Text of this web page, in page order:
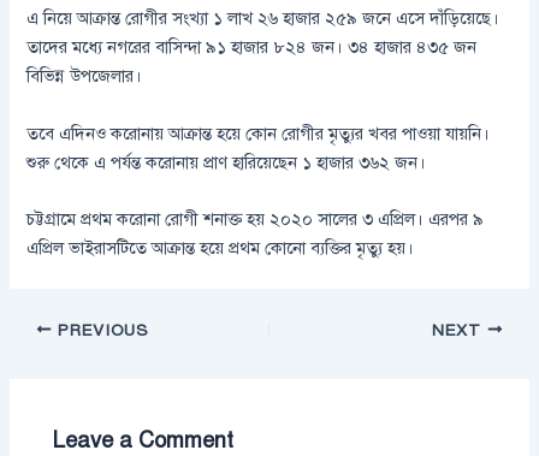
এ নিয়ে আক্রান্ত রোগীর সংখ্যা ১ লাখ ২৬ হাজার ২৫৯ জনে এসে দাঁড়িয়েছে।
তাদের মধ্যে নগরের বাসিন্দা ৯১ হাজার ৮২৪ জন। ৩৪ হাজার ৪৩৫ জন
বিভিন্ন উপজেলার।
তবে এদিনও করোনায় আক্রান্ত হয়ে কোন রোগীর মৃত্যুর খবর পাওয়া যায়নি।
শুরু থেকে এ পর্যন্ত করোনায় প্রাণ হারিয়েছেন ১ হাজার ৩৬২ জন।
চট্টগ্রামে প্রথম করোনা রোগী শনাক্ত হয় ২০২০ সালের ৩ এপ্রিল। এরপর ৯
এপ্রিল ভাইরাসটিতে আক্রান্ত হয়ে প্রথম কোনো ব্যক্তির মৃত্যু হয়।
PREVIOUS NEXT
Leave a Comment